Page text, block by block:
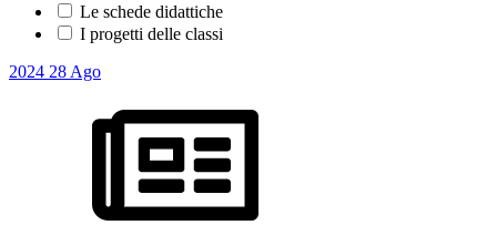
Le schede didattiche
I progetti delle classi
2024 28 Ago